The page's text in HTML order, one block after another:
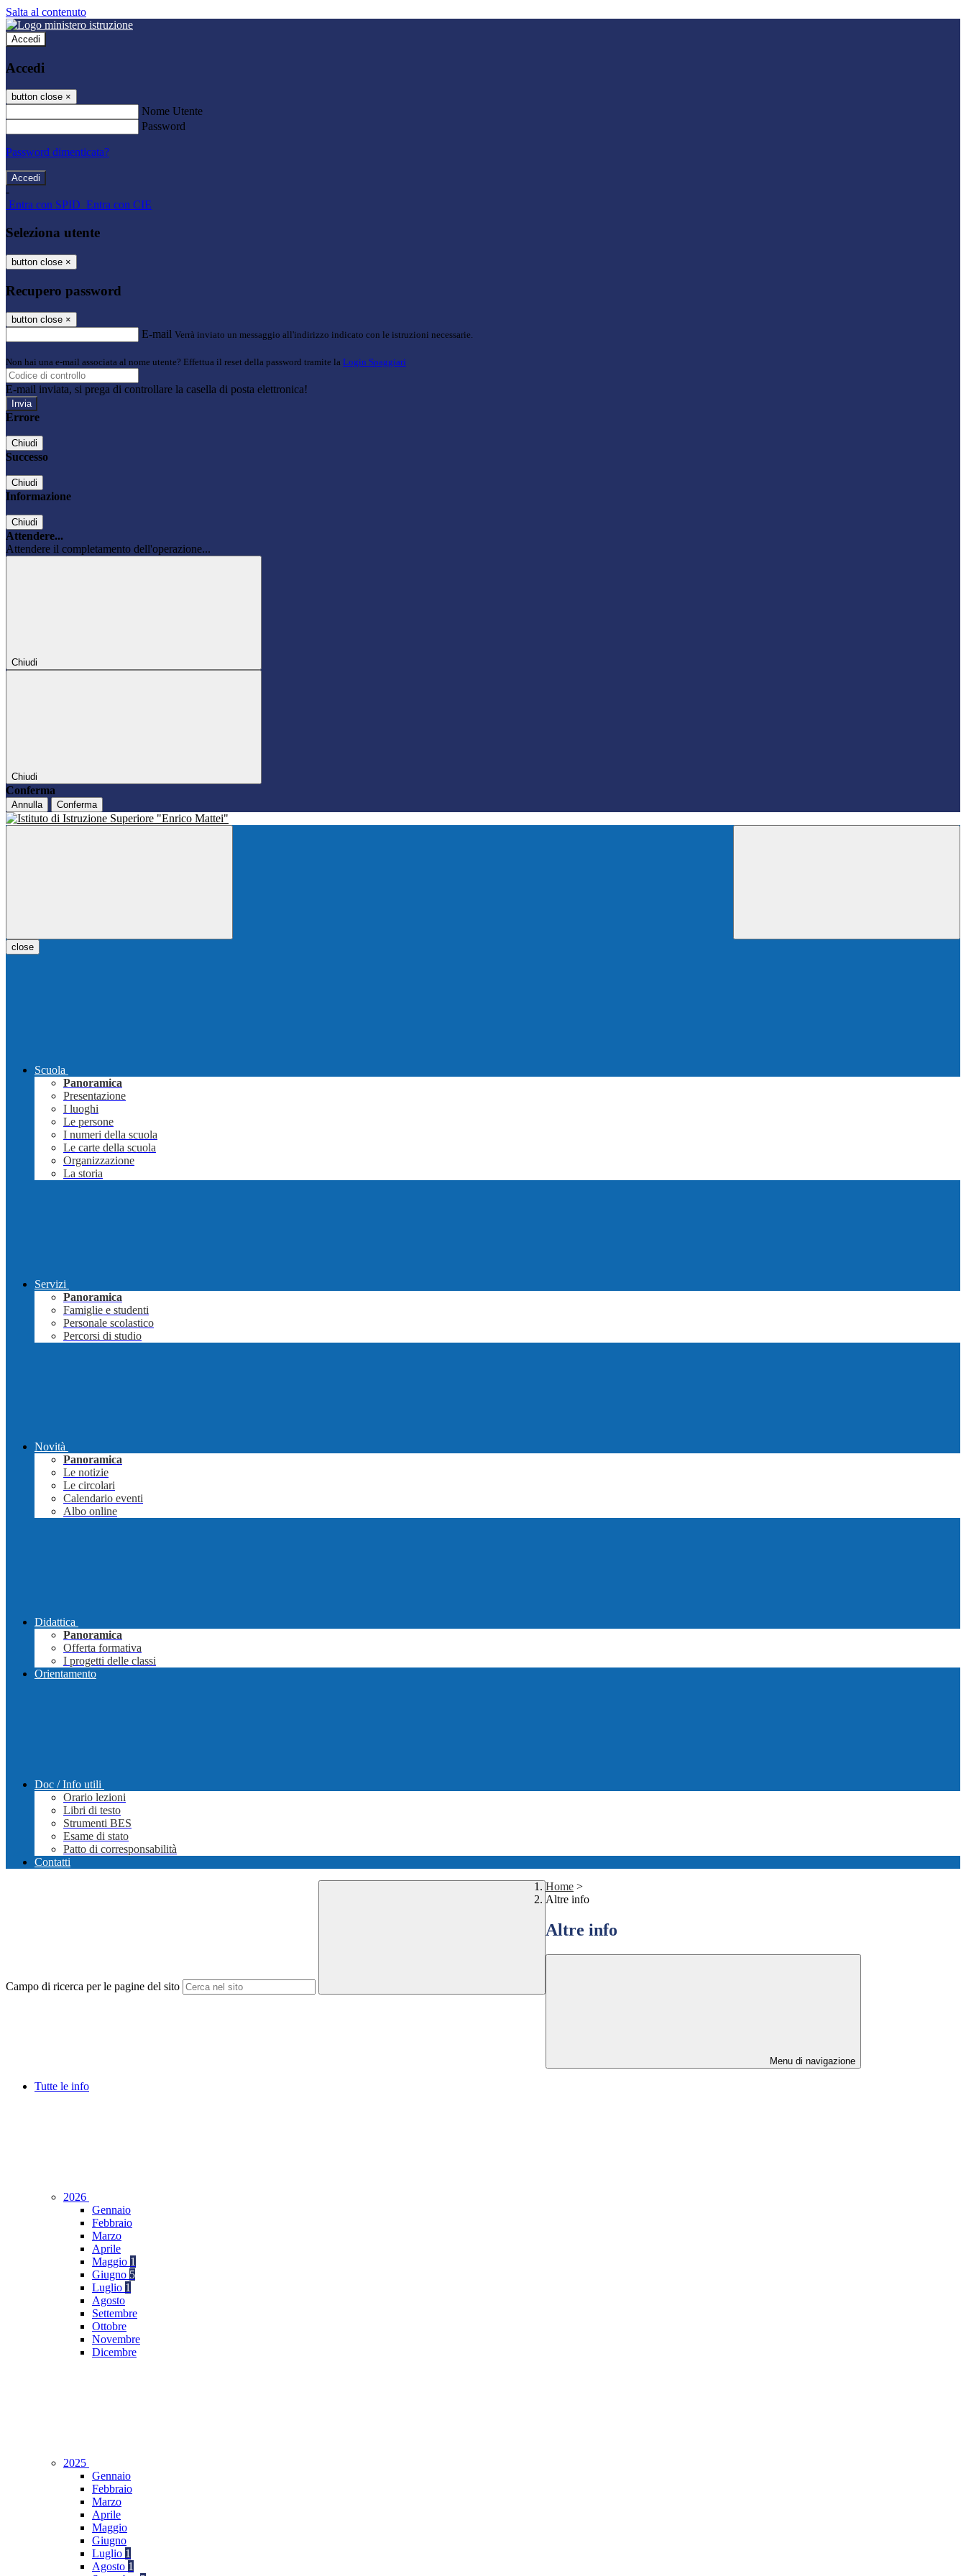
Salta al contenuto
Accedi
Accedi
button close ×
Nome Utente
Password
Password dimenticata?
-
Entra con SPID Entra con CIE
Seleziona utente
button close ×
Recupero password
button close ×
E-mail Verrà inviato un messaggio all'indirizzo indicato con le istruzioni necessarie.
Non hai una e-mail associata al nome utente? Effettua il reset della password tramite la Login Spaggiari
E-mail inviata, si prega di controllare la casella di posta elettronica!
Errore
Chiudi
Successo
Chiudi
Informazione
Chiudi
Attendere...
Attendere il completamento dell'operazione...
Chiudi
Chiudi
Conferma
Annulla Conferma
close
Scuola
Panoramica
Presentazione
I luoghi
Le persone
I numeri della scuola
Le carte della scuola
Organizzazione
La storia
Servizi
Panoramica
Famiglie e studenti
Personale scolastico
Percorsi di studio
Novità
Panoramica
Le notizie
Le circolari
Calendario eventi
Albo online
Didattica
Panoramica
Offerta formativa
I progetti delle classi
Orientamento
Doc / Info utili
Orario lezioni
Libri di testo
Strumenti BES
Esame di stato
Patto di corresponsabilità
Contatti
Campo di ricerca per le pagine del sito
Home >
Altre info
Altre info
Menu di navigazione
Tutte le info
2026
Gennaio
Febbraio
Marzo
Aprile
Maggio 1
Giugno 5
Luglio 1
Agosto
Settembre
Ottobre
Novembre
Dicembre
2025
Gennaio
Febbraio
Marzo
Aprile
Maggio
Giugno
Luglio 1
Agosto 1